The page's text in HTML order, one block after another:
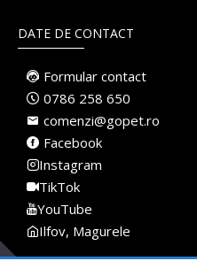
DATE DE CONTACT
Formular contact
0786 258 650
comenzi@gopet.ro
Facebook
Instagram
TikTok
YouTube
Ilfov, Magurele